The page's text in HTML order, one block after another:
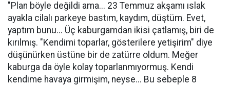
"Plan böyle değildi ama... 23 Temmuz akşamı ıslak
ayakla cilalı parkeye bastım, kaydım, düştüm. Evet,
yaptım bunu... Üç kaburgamdan ikisi çatlamış, biri de
kırılmış. "Kendimi toparlar, gösterilere yetişirim" diye
düşünürken üstüne bir de zatürre oldum. Meğer
kaburga da öyle kolay toparlanmıyormuş. Kendi
kendime havaya girmişim, neyse... Bu sebeple 8